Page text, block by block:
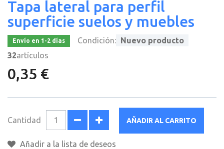
Tapa lateral para perfil
superficie suelos y muebles
Envío en 1-2 días Condición: Nuevo producto
32artículos
0,35 €
Cantidad AÑADIR AL CARRITO
Añadir a la lista de deseos